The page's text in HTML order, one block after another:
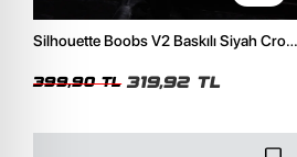
Silhouette Boobs V2 Baskılı Siyah Crop
399,90 TL 319,92 TL